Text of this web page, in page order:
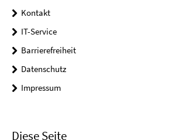
Kontakt
IT-Service
Barrierefreiheit
Datenschutz
Impressum
Diese Seite